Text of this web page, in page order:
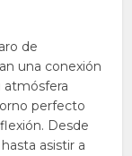
de
una conexión
atmósfera
perfecto
Desde
asistir a